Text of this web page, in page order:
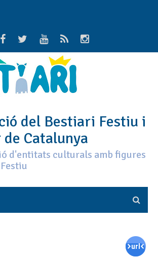
del Bestiari Festiu i
de Catalunya
d'entitats culturals amb figures